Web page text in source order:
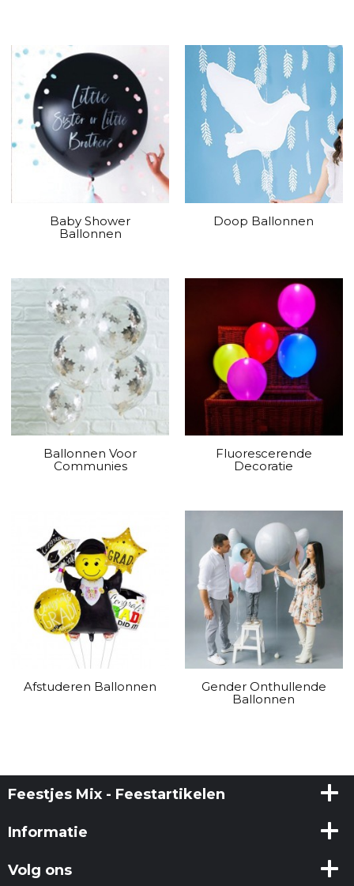
Baby Shower
Ballonnen
Doop Ballonnen
Ballonnen Voor
Communies
Fluorescerende
Decoratie
Afstuderen Ballonnen
Gender Onthullende
Ballonnen
Feestjes Mix - Feestartikelen
Informatie
Volg ons